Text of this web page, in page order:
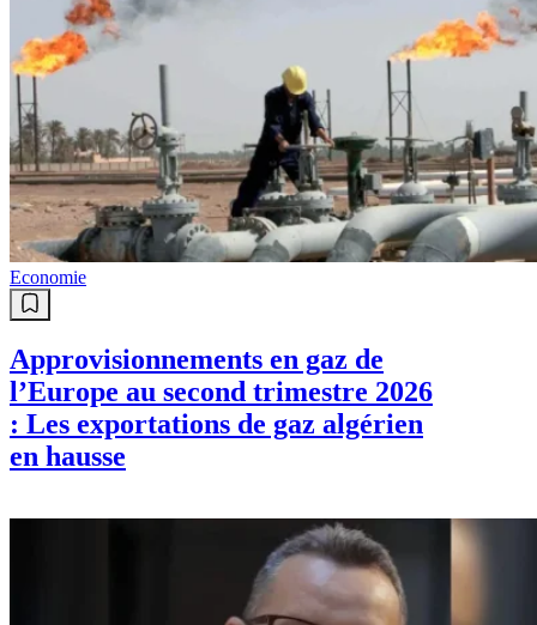
Economie
Approvisionnements en gaz de
l’Europe au second trimestre 2026
: Les exportations de gaz algérien
en hausse